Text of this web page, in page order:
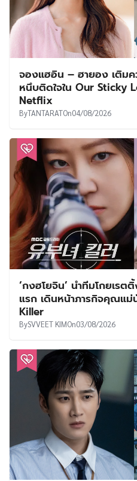
จองแฮอิน – ฮายอง เติมค
หนึบติดใจใน Our Sticky
Netflix
ByTANTARATOn04/08/2026
‘กงฮโยจิน’ นำทีมโกยเร
แรก เดินหน้าภารกิจคุณแม่
Killer
BySVVEET KIMOn03/08/2026